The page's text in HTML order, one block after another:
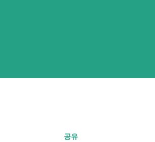
공유